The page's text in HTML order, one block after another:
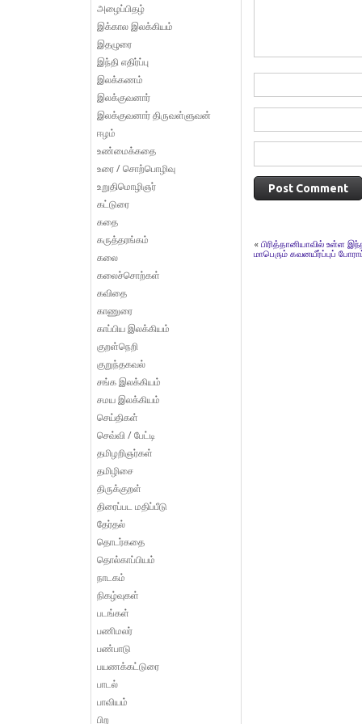
« பிரித்தானியாவில் உள்ள
மாபெரும் கவனயீர்ப்புப்
அழைப்பிதழ்
இக்கால இலக்கியம்
இதழுரை
இந்தி எதிர்ப்பு
இலக்கணம்
இலக்குவனார்
இலக்குவனார் திருவள்ளுவன்
ஈழம்
உண்மைக்கதை
உரை / சொற்பொழிவு
உறுதிமொழிஞர்
கட்டுரை
கதை
கருத்தரங்கம்
கலை
கலைச்சொற்கள்
கவிதை
காணுரை
காப்பிய இலக்கியம்
குறள்நெறி
குறுந்தகவல்
சங்க இலக்கியம்
சமய இலக்கியம்
செய்திகள்
செவ்வி / பேட்டி
தமிழறிஞர்கள்
தமிழிசை
திருக்குறள்
திரைப்பட மதிப்பீடு
தேர்தல்
தொடர்கதை
தொல்காப்பியம்
நாடகம்
நிகழ்வுகள்
படங்கள்
பணிமலர்
பண்பாடு
பயணக்கட்டுரை
பாடல்
பாவியம்
பிற